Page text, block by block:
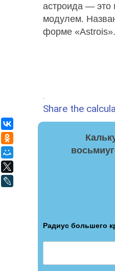
астроида — это
модулем.
форме «Astrois».
Share the
Радиус большего
ВКонтакте